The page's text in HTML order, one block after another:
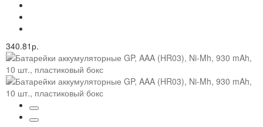
340.81р.